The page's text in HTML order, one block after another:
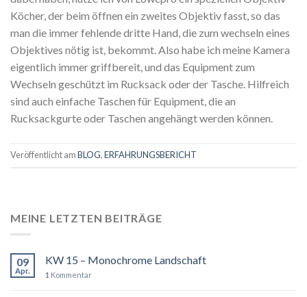
Köcher, der beim öffnen ein zweites Objektiv fasst, so das
man die immer fehlende dritte Hand, die zum wechseln eines
Objektives nötig ist, bekommt. Also habe ich meine Kamera
eigentlich immer griffbereit, und das Equipment zum
Wechseln geschützt im Rucksack oder der Tasche. Hilfreich
sind auch einfache Taschen für Equipment, die an
Rucksackgurte oder Taschen angehängt werden können.
Veröffentlicht amBLOG,ERFAHRUNGSBERICHT
MEINE LETZTEN BEITRÄGE
09
Apr.
KW 15 – Monochrome Landschaft
1 Kommentar